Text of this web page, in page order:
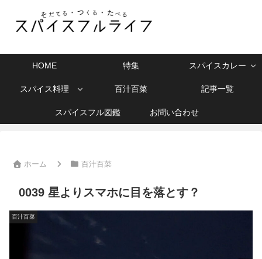
HOME 特集 スパイスカレー
スパイス料理 百汁百菜 記事一覧
スパイスフル図鑑 お問い合わせ
ホーム 百汁百菜
0039 星よりスマホに目を落とす？
百汁百菜